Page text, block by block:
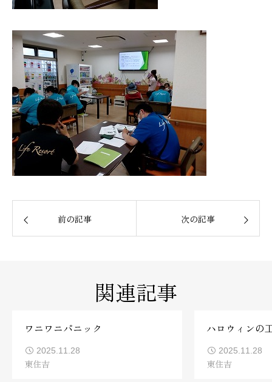
前の記事 次の記事
関連記事
ワニワニパニック
2025.11.28
東住吉
ハロウィンの
2025.11.28
東住吉